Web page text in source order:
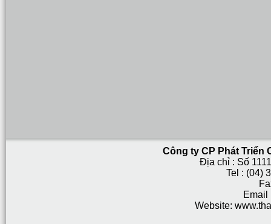
Công ty CP Phát Triển
Địa chỉ : Số
Tel : (04)
Email
Website: